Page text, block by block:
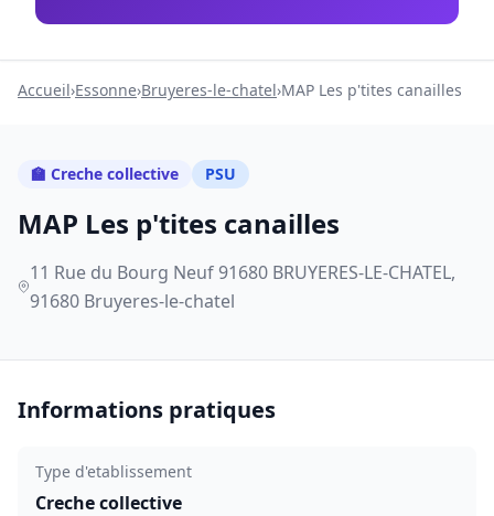
Accueil›Essonne›Bruyeres-le-chatel›MAP Les p'tites canailles
🏫 Creche collective PSU
MAP Les p'tites canailles
11 Rue du Bourg Neuf 91680 BRUYERES-LE-CHATEL,
91680 Bruyeres-le-chatel
Informations pratiques
Type d'etablissement
Creche collective